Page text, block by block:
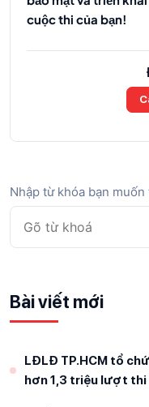
cuộc thi của bạn!
Nhập từ khóa bạn muốn
Bài viết mới
LĐLĐ TP.HCM tổ
hơn 1,3 triệu lượt thi